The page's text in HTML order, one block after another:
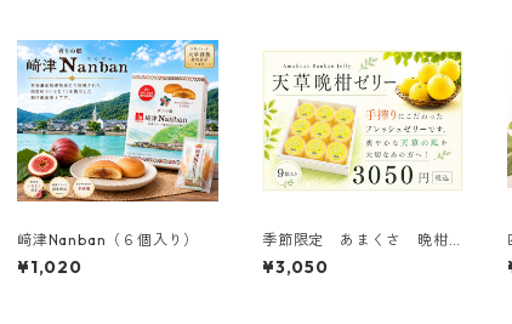
﨑津Nanban（６個入り）
¥1,020
季節限定 あまくさ 晩柑
ゼリー ９個入
¥3,050